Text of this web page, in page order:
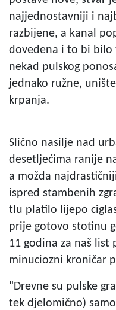
najjednostavniji i
razbijene, a kanal
dovedena i to bi bilo
nekad pulskog
jednako ružne,
krpanja.
Slično nasilje nad
desetljećima ranije
a možda
ispred stambenih
tlu platilo lijepo
prije gotovo stotinu
11 godina za naš list
minuciozni kroničar
"Drevne su pulske
tek djelomično)